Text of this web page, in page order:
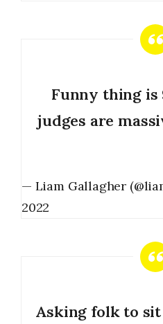
Funny thing is
judges are
— Liam Gallagher
2022
Asking folk to